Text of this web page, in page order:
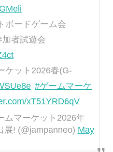
ボードゲーム会
者試遊会
ケット2026春(G-
#ゲームマーケ
xT51YRD6qV
マーケット2026年
展! (@jampanneo) May